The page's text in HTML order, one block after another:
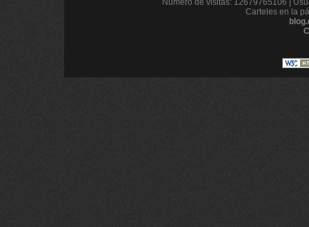
Número de visitas: 12679765106 |
Carteles en la